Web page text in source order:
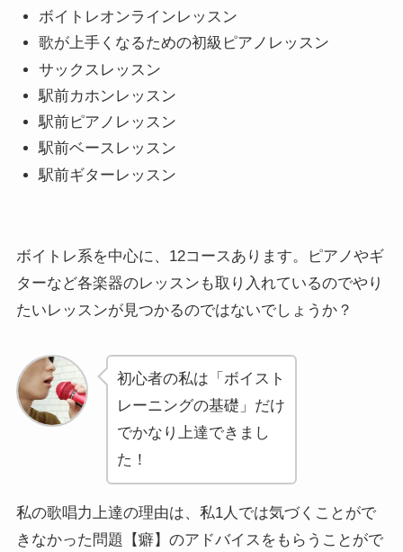
ボイトレオンラインレッスン
歌が上手くなるための初級ピアノレッスン
サックスレッスン
駅前カホンレッスン
駅前ピアノレッスン
駅前ベースレッスン
駅前ギターレッスン
ボイトレ系を中心に、12コースあります。ピアノやギ
ターなど各楽器のレッスンも取り入れているのでやり
たいレッスンが見つかるのではないでしょうか？
初心者の私は「ボイスト
レーニングの基礎」だけ
でかなり上達できまし
た！
私の歌唱力上達の理由は、私1人では気づくことがで
きなかった問題【癖】のアドバイスをもらうことがで